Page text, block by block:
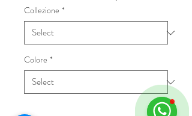
Collezione *
Colore *